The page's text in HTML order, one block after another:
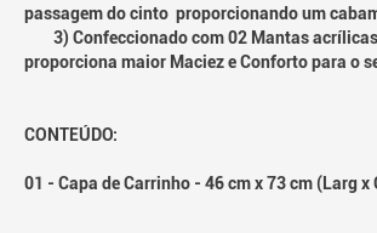
passagem do cinto proporcionando um
3) Confeccionado com 02 Mantas acrílicas
proporciona maior Maciez e Conforto para o
CONTEÚDO:
01 - Capa de Carrinho - 46 cm x 73 cm (Larg x